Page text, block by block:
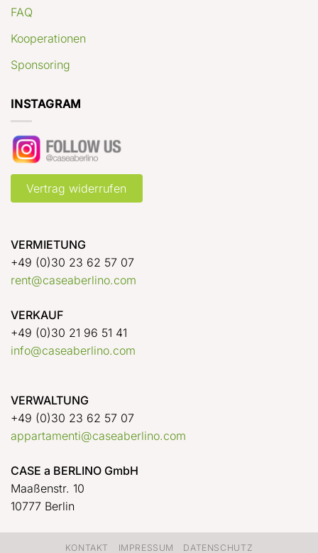
FAQ
Kooperationen
Sponsoring
INSTAGRAM
Vertrag widerrufen
VERMIETUNG
+49 (0)30 23 62 57 07
rent@caseaberlino.com
VERKAUF
+49 (0)30 21 96 51 41
info@caseaberlino.com
VERWALTUNG
+49 (0)30 23 62 57 07
appartamenti@caseaberlino.com
CASE a BERLINO GmbH
Maaßenstr. 10
10777 Berlin
KONTAKT IMPRESSUM DATENSCHUTZ